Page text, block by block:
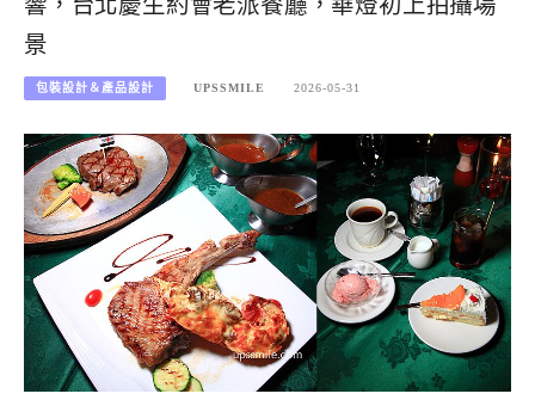
景
包裝設計＆產品設計 UPSSMILE 2026-05-31